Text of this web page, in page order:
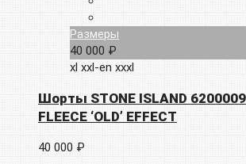
Размеры
40 000 ₽
xl xxl-en xxxl
Шорты STONE ISLAND
FLEECE ‘OLD’ EFFECT
40 000 ₽